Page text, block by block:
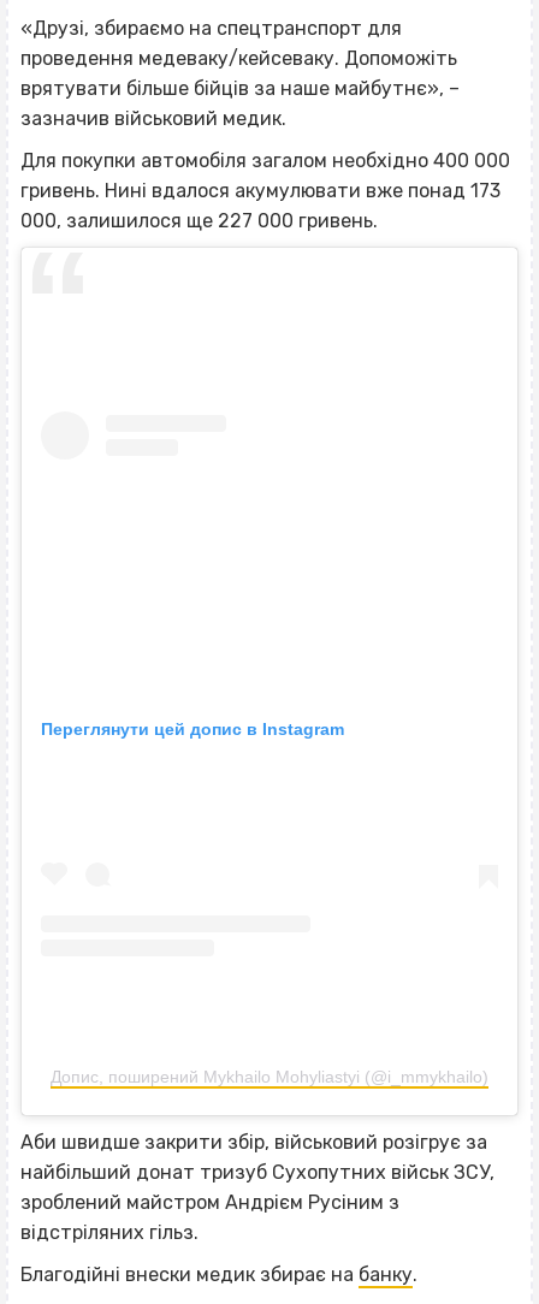
«Друзі, збираємо на спецтранспорт для
проведення медеваку/кейсеваку. Допоможіть
врятувати більше бійців за наше майбутнє», –
зазначив військовий медик.
Для покупки автомобіля загалом необхідно 400 000
гривень. Нині вдалося акумулювати вже понад 173
000, залишилося ще 227 000 гривень.
Переглянути цей допис в Instagram
Допис, поширений Mykhailo Mohyliastyi (@i_mmykhailo)
Аби швидше закрити збір, військовий розігрує за
найбільший донат тризуб Сухопутних військ ЗСУ,
зроблений майстром Андрієм Русіним з
відстріляних гільз.
Благодійні внески медик збирає на банку.